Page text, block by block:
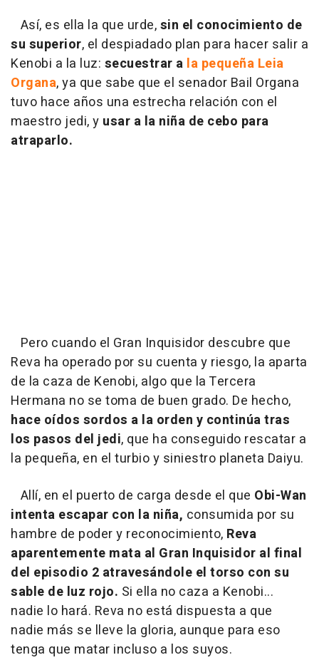
Así, es ella la que urde,sin el conocimiento de
su superior, el despiadado plan para hacer salir a
Kenobi a la luz: secuestrar a la pequeña Leia
Organa, ya que sabe que el senador Bail Organa
tuvo hace años una estrecha relación con el
maestro jedi, y usar a la niña de cebo para
atraparlo.
Pero cuando el Gran Inquisidor descubre que
Reva ha operado por su cuenta y riesgo, la aparta
de la caza de Kenobi, algo que la Tercera
Hermana no se toma de buen grado. De hecho,
hace oídos sordos a la orden y continúa tras
los pasos del jedi, que ha conseguido rescatar a
la pequeña, en el turbio y siniestro planeta Daiyu.
Allí, en el puerto de carga desde el que Obi-Wan
intenta escapar con la niña, consumida por su
hambre de poder y reconocimiento, Reva
aparentemente mata al Gran Inquisidor al final
del episodio 2 atravesándole el torso con su
sable de luz rojo. Si ella no caza a Kenobi...
nadie lo hará. Reva no está dispuesta a que
nadie más se lleve la gloria, aunque para eso
tenga que matar incluso a los suyos.